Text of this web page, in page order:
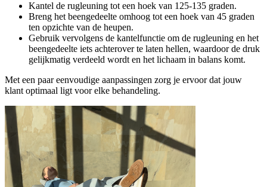
Kantel de rugleuning tot een hoek van 125-135 graden.
Breng het beengedeelte omhoog tot een hoek van 45 graden
ten opzichte van de heupen.
Gebruik vervolgens de kantelfunctie om de rugleuning en het
beengedeelte iets achterover te laten hellen, waardoor de druk
gelijkmatig verdeeld wordt en het lichaam in balans komt.
Met een paar eenvoudige aanpassingen zorg je ervoor dat jouw
klant optimaal ligt voor elke behandeling.